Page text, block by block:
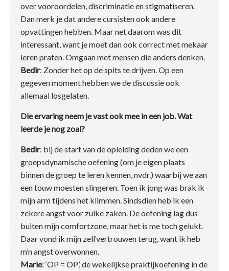
over vooroordelen, discriminatie en stigmatiseren.
Dan merk je dat andere cursisten ook andere
opvattingen hebben. Maar net daarom was dit
interessant, want je moet dan ook correct met mekaar
leren praten. Omgaan met mensen die anders denken.
Bedir: Zonder het op de spits te drijven. Op een
gegeven moment hebben we de discussie ook
allemaal losgelaten.
Die ervaring neem je vast ook mee in een job. Wat
leerde je nog zoal?
Bedir: bij de start van de opleiding deden we een
groepsdynamische oefening (om je eigen plaats
binnen de groep te leren kennen, nvdr.) waarbij we aan
een touw moesten slingeren. Toen ik jong was brak ik
mijn arm tijdens het klimmen. Sindsdien heb ik een
zekere angst voor zulke zaken. De oefening lag dus
buiten mijn comfortzone, maar het is me toch gelukt.
Daar vond ik mijn zelfvertrouwen terug, want ik heb
m’n angst overwonnen.
Marie: ‘OP = OP’, de wekelijkse praktijkoefening in de